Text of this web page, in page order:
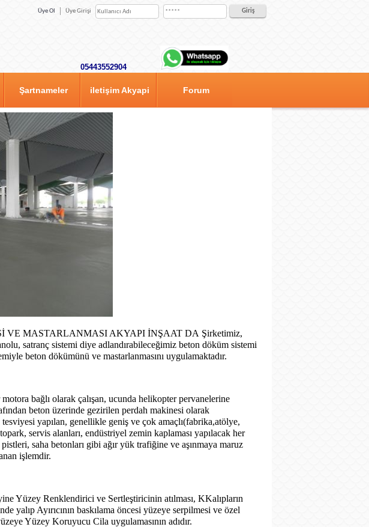
Üye Ol Üye Girişi
05443552904
Şartnameler iletişim Akyapi Forum
VE MASTARLANMASI AKYAPI İNŞAAT DA Şirketimiz,
satranç sistemi diye adlandırabileceğimiz beton döküm sistemi
beton dökümünü ve mastarlanmasını uygulamaktadır.
bağlı olarak çalışan, ucunda helikopter pervanelerine
beton üzerinde gezirilen perdah makinesi olarak
yapılan, genellikle geniş ve çok amaçlı(fabrika,atölye,
servis alanları, endüstriyel zemin kaplaması yapılacak her
saha betonları gibi ağır yük trafiğine ve aşınmaya maruz
işlemdir.
Yüzey Renklendirici ve Sertleştiricinin atılması, KKalıpların
yalıp Ayırıcının baskılama öncesi yüzeye serpilmesi ve özel
Yüzey Koruyucu Cila uygulamasının adıdır.